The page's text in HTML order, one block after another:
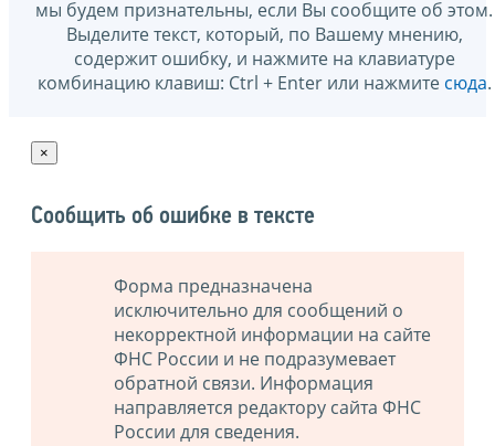
мы будем признательны, если Вы сообщите об этом.
Выделите текст, который, по Вашему мнению,
содержит ошибку, и нажмите на клавиатуре
комбинацию клавиш: Ctrl + Enter или нажмите сюда.
×
Сообщить об ошибке в тексте
Форма предназначена
исключительно для сообщений о
некорректной информации на сайте
ФНС России и не подразумевает
обратной связи. Информация
направляется редактору сайта ФНС
России для сведения.